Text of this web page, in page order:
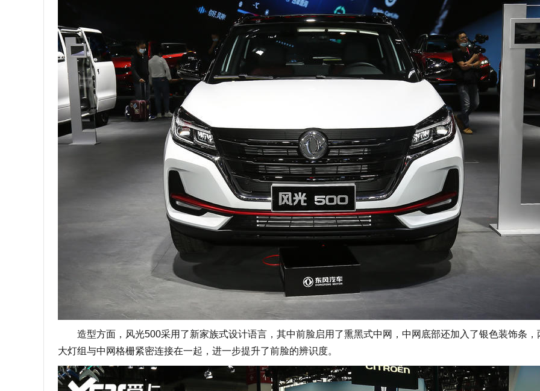
造型方面，风光500采用了新家族式设计语言，其中前脸启用了熏黑式中网，中网底部还加入了银色装饰条，
大灯组与中网格栅紧密连接在一起，进一步提升了前脸的辨识度。